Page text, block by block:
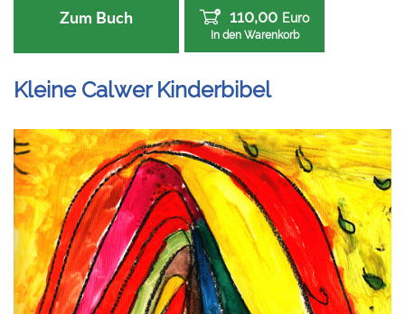
Zum Buch 110,00 Euro
In den Warenkorb
Kleine Calwer Kinderbibel